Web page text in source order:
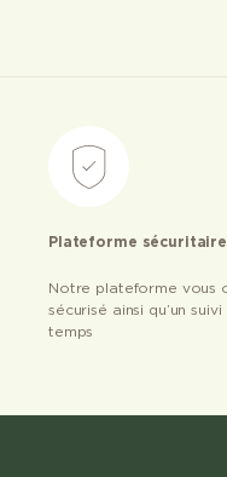
Plateforme sécuritaire
Notre plateforme vous
sécurisé ainsi qu’un
temps